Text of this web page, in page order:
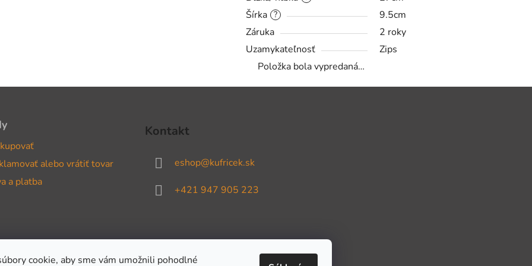
cookie, aby sme vám umožnili pohodlné
?
Šírka
9.5cm
Záruka
2 roky
Uzamykateľnosť
Zips
Položka bola vypredaná…
alebo vrátiť tovar
a platba
Kontakt
eshop@kufricek.sk
+421 947 905 223